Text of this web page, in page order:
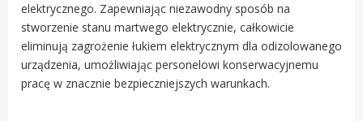
elektrycznego. Zapewniając niezawodny sposób na
stworzenie stanu martwego elektrycznie, całkowicie
eliminują zagrożenie łukiem elektrycznym dla odizolowanego
urządzenia, umożliwiając personelowi konserwacyjnemu
pracę w znacznie bezpieczniejszych warunkach.